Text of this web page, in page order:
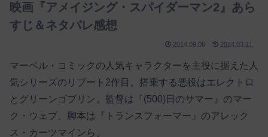
映画『アメイジング・スパイダーマン2』あら
すじ＆ネタバレ感想
2014.09.06 2024.03.11
マーベル・コミックの人気キャラクターを主役に据えた人
気シリーズのリブート2作目。搭乗する悪役はエレクトロ
とグリーンゴブリン。監督は『(500)日のサマー』のマー
ク・ウェブ、脚本は『トランスフォーマー』のアレック
ス・カーツマインら。